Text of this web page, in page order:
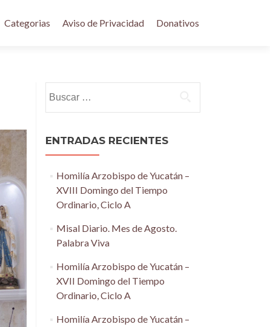
Categorias Aviso de Privacidad Donativos
ENTRADAS RECIENTES
Homilía Arzobispo de Yucatán –
XVIII Domingo del Tiempo
Ordinario, Ciclo A
Misal Diario. Mes de Agosto.
Palabra Viva
Homilía Arzobispo de Yucatán –
XVII Domingo del Tiempo
Ordinario, Ciclo A
Homilía Arzobispo de Yucatán –